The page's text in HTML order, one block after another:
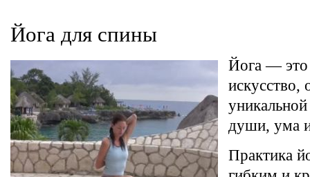
Йога для спины
Йога — это
искусство,
души, ума и
Практика